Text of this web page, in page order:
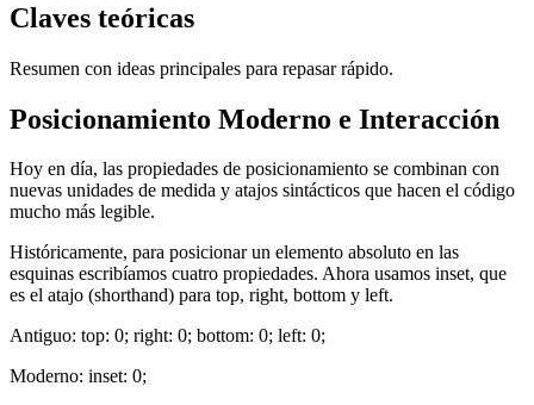
Claves teóricas
Resumen con ideas principales para repasar rápido.
Posicionamiento Moderno e Interacción
Hoy en día, las propiedades de posicionamiento se combinan con
nuevas unidades de medida y atajos sintácticos que hacen el código
mucho más legible.
Históricamente, para posicionar un elemento absoluto en las
esquinas escribíamos cuatro propiedades. Ahora usamos inset, que
es el atajo (shorthand) para top, right, bottom y left.
Antiguo: top: 0; right: 0; bottom: 0; left: 0;
Moderno: inset: 0;